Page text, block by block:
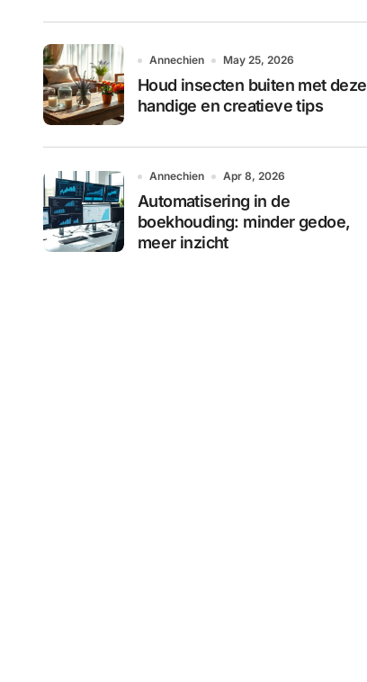
Annechien May 25, 2026
Houd insecten buiten met deze
handige en creatieve tips
Annechien Apr 8, 2026
Automatisering in de
boekhouding: minder gedoe,
meer inzicht